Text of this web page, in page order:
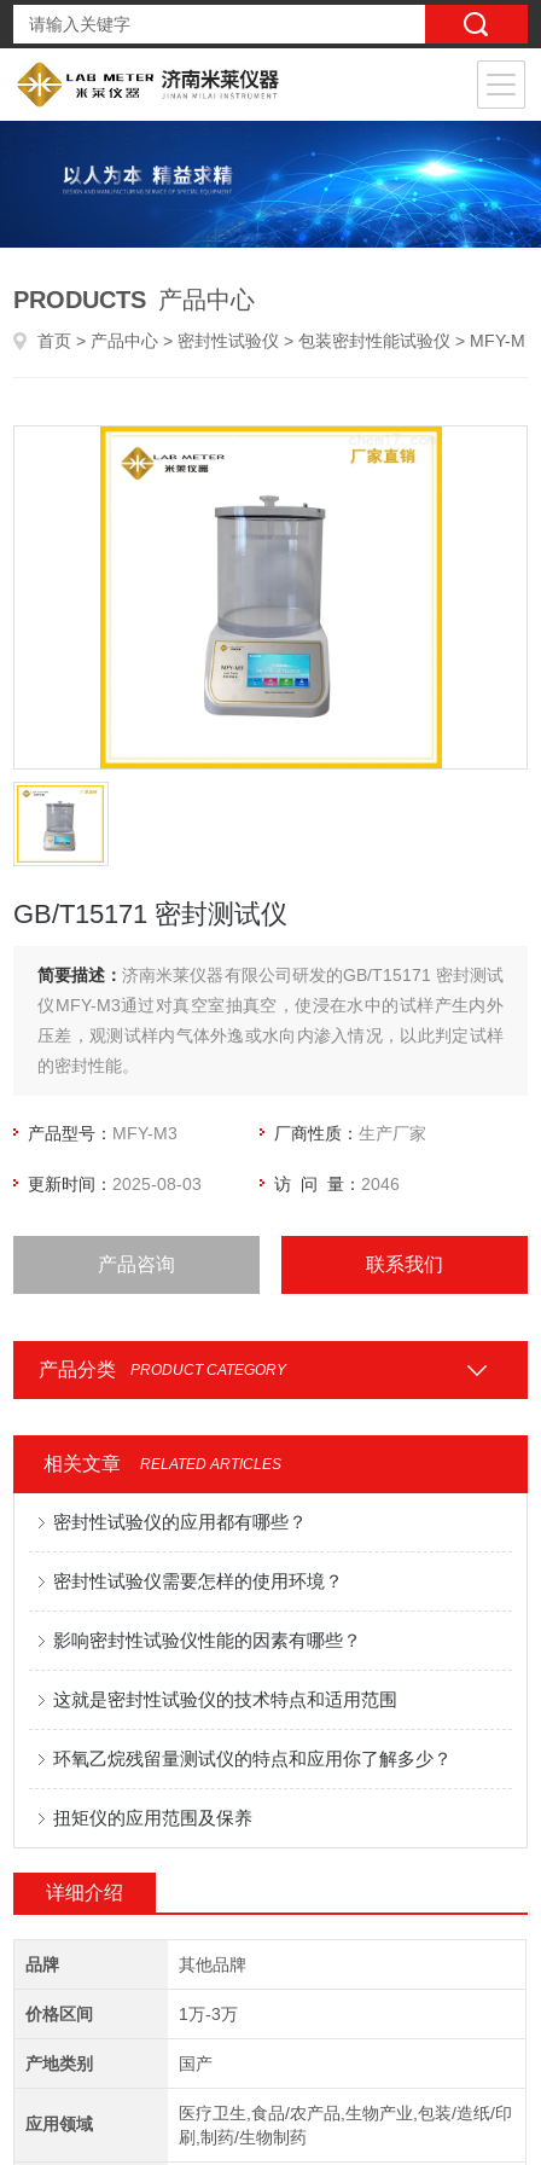
PRODUCTS 产品中心
首页 > 产品中心 > 密封性试验仪 >包装密封性能试验仪 > MFY-M3GB/T15171 密封测试仪
GB/T15171 密封测试仪
简要描述：济南米莱仪器有限公司研发的GB/T15171 密封测试
仪MFY-M3通过对真空室抽真空，使浸在水中的试样产生内外
压差，观测试样内气体外逸或水向内渗入情况，以此判定试样
的密封性能。
产品型号： MFY-M3 厂商性质：生产厂家
更新时间： 2025-08-03 访 问 量： 2046
产品咨询 联系我们
产品分类 PRODUCT CATEGORY
相关文章 RELATED ARTICLES
密封性试验仪的应用都有哪些？
密封性试验仪需要怎样的使用环境？
影响密封性试验仪性能的因素有哪些？
这就是密封性试验仪的技术特点和适用范围
环氧乙烷残留量测试仪的特点和应用你了解多少？
扭矩仪的应用范围及保养
详细介绍
品牌 其他品牌
价格区间 1万-3万
产地类别 国产
应用领域
医疗卫生,食品/农产品,生物产业,包装/造纸/印
刷,制药/生物制药